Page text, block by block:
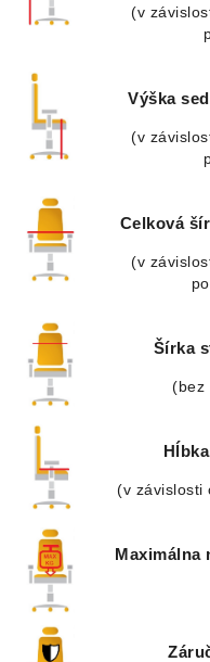
(v
Výška
(v
Celková
(v
Šírka
(bez
(v závislosti